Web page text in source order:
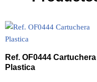
Ref. OF0444 Cartuchera
Plastica